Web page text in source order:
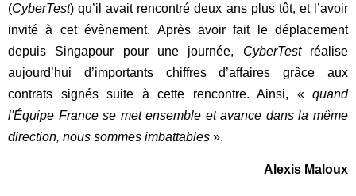
(CyberTest) qu’il avait rencontré deux ans plus tôt, et l’avoir
invité à cet évènement. Après avoir fait le déplacement
depuis Singapour pour une journée, CyberTestréalise
aujourd’hui d’importants chiffres d’affaires grâce aux
contrats signés suite à cette rencontre. Ainsi, «quand
l'Équipe France se met ensemble et avance dans la même
direction, nous sommes imbattables ».
Alexis Maloux